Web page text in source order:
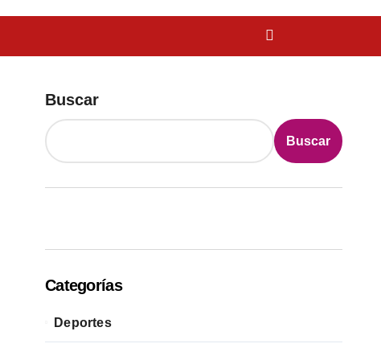
Buscar
Buscar
Categorías
Deportes